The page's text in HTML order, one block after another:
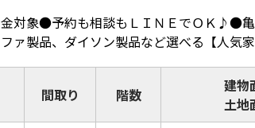
対象●予約も相談もＬＩＮＥでＯＫ
ァ製品、ダイソン製品など選べる【人気
間取り 階数
建物
土地